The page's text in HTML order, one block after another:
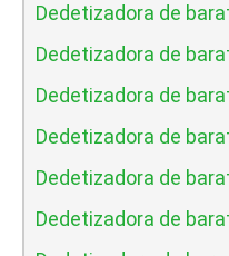
Dedetizadora de
Dedetizadora de
Dedetizadora de
Dedetizadora de
Dedetizadora de
Dedetizadora de